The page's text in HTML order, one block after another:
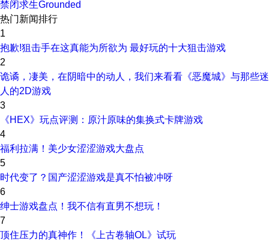
禁闭求生Grounded
热门新闻排行
1
抱歉!狙击手在这真能为所欲为 最好玩的十大狙击游戏
2
诡谲，凄美，在阴暗中的动人，我们来看看《恶魔城》与那些迷
人的2D游戏
3
《HEX》玩点评测：原汁原味的集换式卡牌游戏
4
福利拉满！美少女涩涩游戏大盘点
5
时代变了？国产涩涩游戏是真不怕被冲呀
6
绅士游戏盘点！我不信有直男不想玩！
7
顶住压力的真神作！《上古卷轴OL》试玩